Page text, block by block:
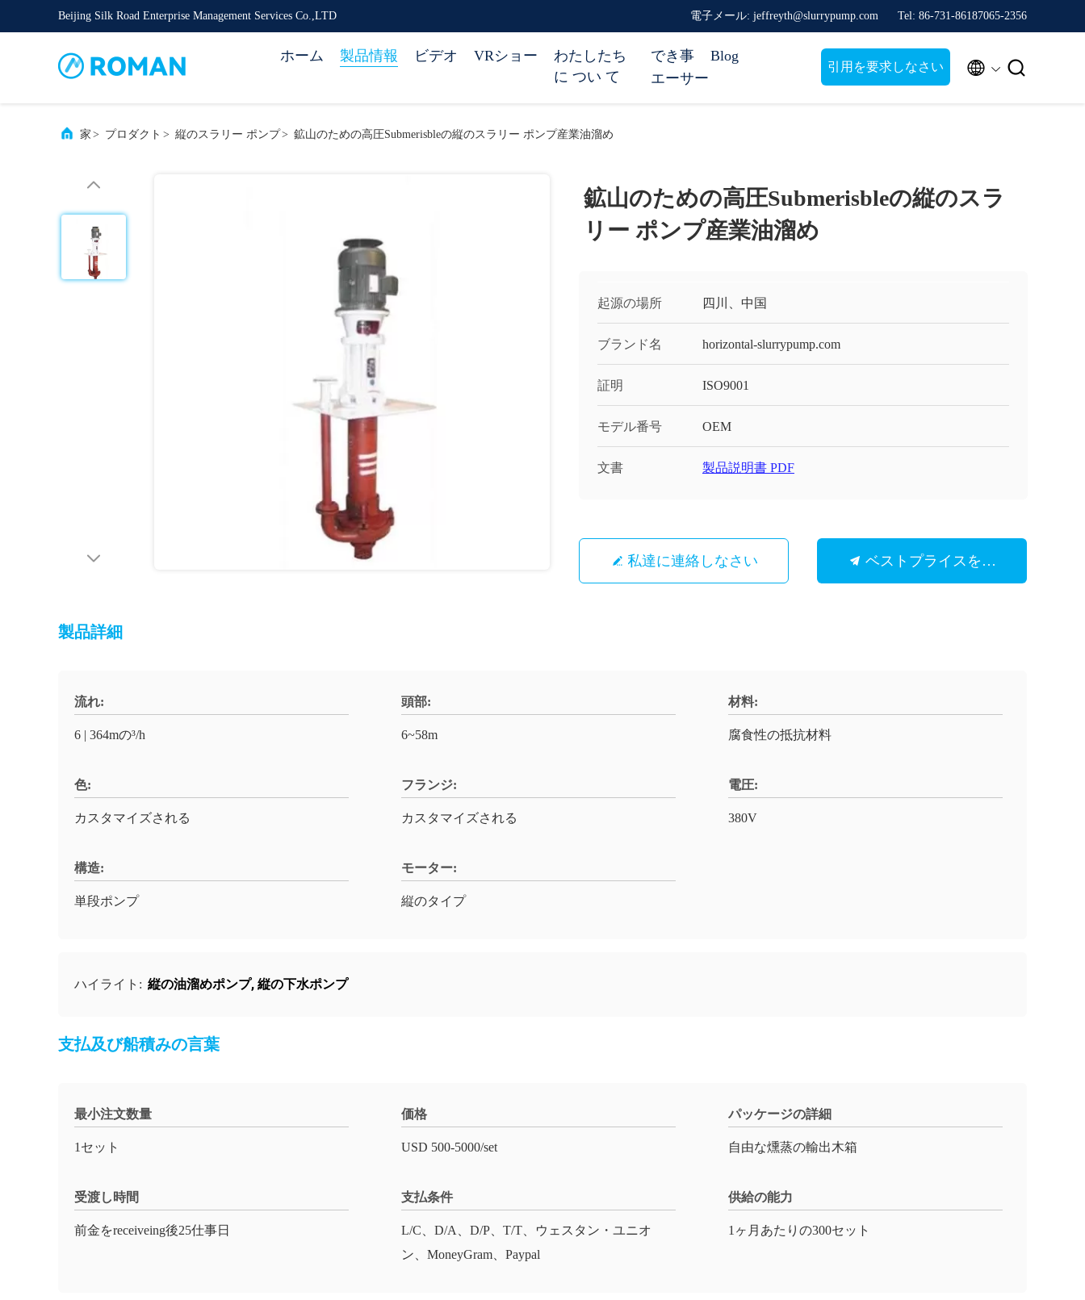
Beijing Silk Road Enterprise Management Services Co.,LTD 電子メール: jeffreyth@slurrypump.com Tel: 86-731-86187065-2356
ホーム 製品情報 ビデオ VRショー
わたしたち
に つい て
でき事
Blog
エーサー
引用を要求しなさい  
家 > プロダクト > 縦のスラリー ポンプ> 鉱山のための高圧Submerisbleの縦のスラリー ポンプ産業油溜め
鉱山のための高圧Submerisbleの縦のスラ
リー ポンプ産業油溜め
起源の場所 四川、中国
ブランド名 horizontal-slurrypump.com
証明 ISO9001
モデル番号 OEM
文書 製品説明書 PDF
私達に連絡しなさい ベストプライスを取得
製品詳細
流れ:
6 | 364mの³/h
頭部:
6~58m
材料:
腐食性の抵抗材料
色:
カスタマイズされる
フランジ:
カスタマイズされる
電圧:
380V
構造:
単段ポンプ
モーター:
縦のタイプ
ハイライト: 縦の油溜めポンプ, 縦の下水ポンプ
支払及び船積みの言葉
最小注文数量
1セット
価格
USD 500-5000/set
パッケージの詳細
自由な燻蒸の輸出木箱
受渡し時間
前金をreceiveing後25仕事日
支払条件
L/C、D/A、D/P、T/T、ウェスタン・ユニオ
ン、MoneyGram、Paypal
供給の能力
1ヶ月あたりの300セット